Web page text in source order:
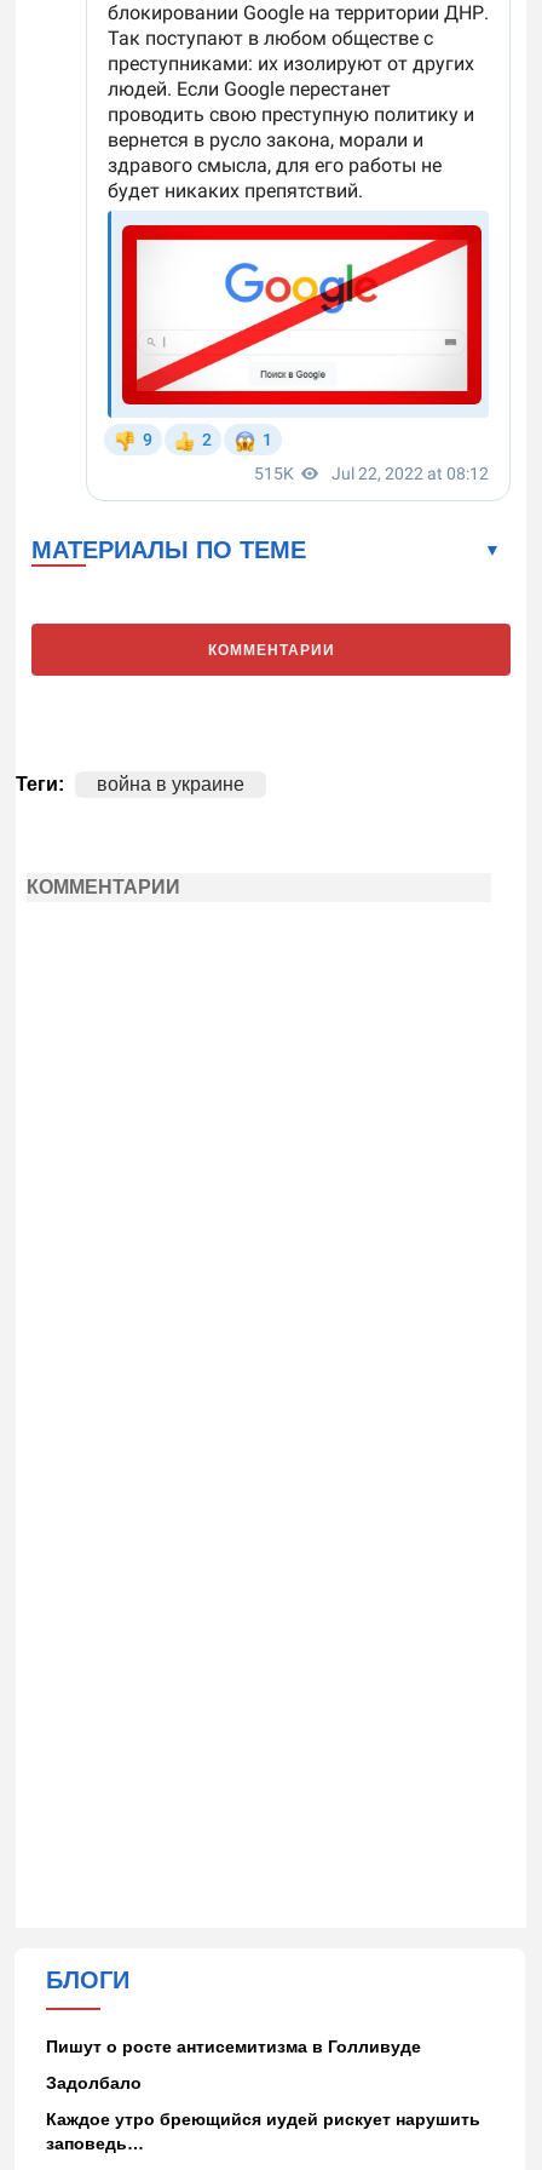
МАТЕРИАЛЫ ПО ТЕМЕ
КОММЕНТАРИИ
Теги: война в украине
КОММЕНТАРИИ
БЛОГИ
Пишут о росте антисемитизма в Голливуде
Задолбало
Каждое утро бреющийся иудей рискует нарушить
заповедь…